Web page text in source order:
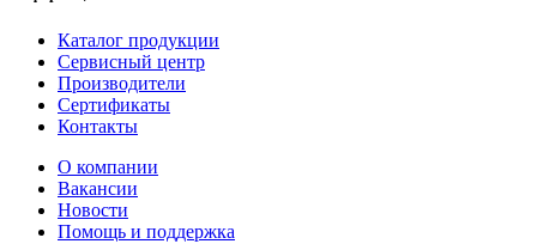
Каталог продукции
Сервисный центр
Производители
Сертификаты
Контакты
О компании
Вакансии
Новости
Помощь и поддержка